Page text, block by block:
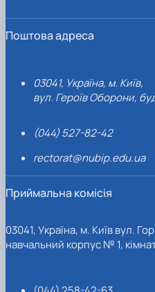
Поштова адреса
03041, Україна, м. Київ,
вул. Героїв Оборони,
(044) 527-82-42
rectorat@nubip.edu.ua
Приймальна комісія
03041, Україна, м. Київ вул.
навчальний корпус № 1,